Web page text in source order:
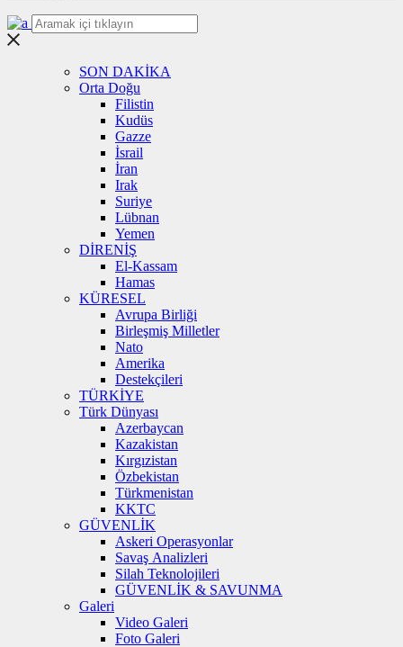
SON DAKİKA
Orta Doğu
Filistin
Kudüs
Gazze
İsrail
İran
Irak
Suriye
Lübnan
Yemen
DİRENİŞ
El-Kassam
Hamas
KÜRESEL
Avrupa Birliği
Birleşmiş Milletler
Nato
Amerika
Destekçileri
TÜRKİYE
Türk Dünyası
Azerbaycan
Kazakistan
Kırgızistan
Özbekistan
Türkmenistan
KKTC
GÜVENLİK
Askeri Operasyonlar
Savaş Analizleri
Silah Teknolojileri
GÜVENLİK & SAVUNMA
Galeri
Video Galeri
Foto Galeri